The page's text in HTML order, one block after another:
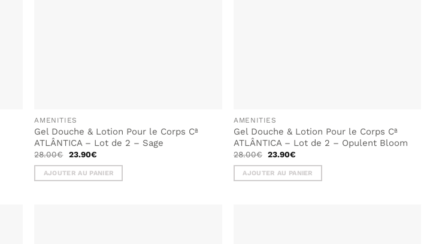
AMENITIES
Gel Douche & Lotion Pour le Corps Cª
ATLÂNTICA – Lot de 2 – Sage
28.00€ Le
initial
était :
23.90€Le
actuel
est :
AJOUTER AU PANIER
AMENITIES
Gel Douche & Lotion Pour le Corps Cª
ATLÂNTICA – Lot de 2 – Opulent Bloom
28.00€ Le
initial
était :
23.90€
actuel
est :
AJOUTER AU PANIER